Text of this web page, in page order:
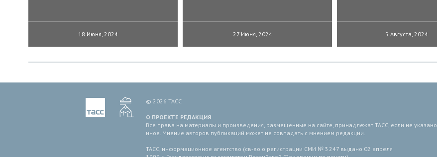
18 Июня, 2024 27 Июня, 2024 5 Августа, 2024
© 2026 ТАСС
О ПРОЕКТЕ РЕДАКЦИЯ
Все права на материалы и произведения, размещенные на сайте, принадлежат ТАСС, если не указано
иное. Мнение авторов публикаций может не совпадать с мнением редакции.
ТАСС, информационное агентство (св-во о регистрации СМИ № 3 247 выдано 02 апреля